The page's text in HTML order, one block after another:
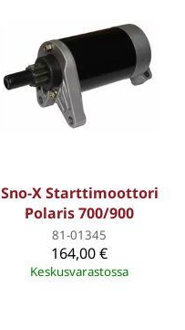
Sno-X Starttimoottori
Polaris 700/900
81-01345
164,00 €
Keskusvarastossa